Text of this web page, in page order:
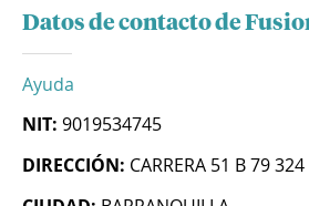
Datos de contacto de
Ayuda
NIT: 9019534745
DIRECCIÓN: CARRERA 51 B 79 324